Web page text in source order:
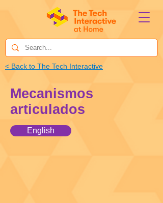
< Back to The Tech Interactive
Mecanismos
articulados
English